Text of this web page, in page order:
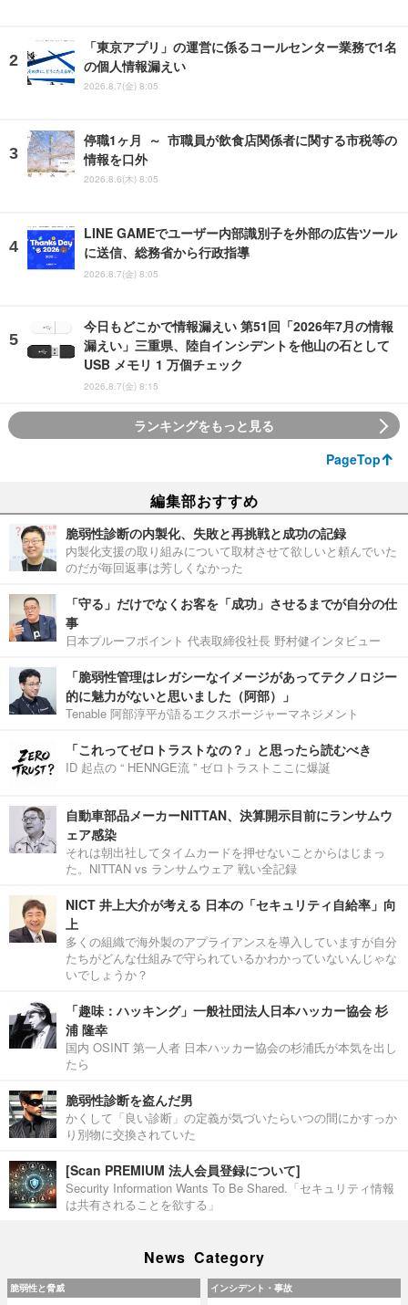
「東京アプリ」の運営に係るコールセンター業務で1名
の個人情報漏えい
2026.8.7(金) 8:05
停職1ヶ月 ～ 市職員が飲食店関係者に関する市税等の
情報を口外
2026.8.6(木) 8:05
LINE GAMEでユーザー内部識別子を外部の広告ツール
に送信、総務省から行政指導
2026.8.7(金) 8:05
今日もどこかで情報漏えい 第51回「2026年7月の情報
漏えい」三重県、陸自インシデントを他山の石として
USB メモリ 1 万個チェック
2026.8.7(金) 8:15
ランキングをもっと見る
PageTop
編集部おすすめ
脆弱性診断の内製化、失敗と再挑戦と成功の記録
内製化支援の取り組みについて取材させて欲しいと頼んでいた
のだが毎回返事は芳しくなかった
「守る」だけでなくお客を「成功」させるまでが自分の仕
事
日本プルーフポイント 代表取締役社長 野村健インタビュー
「脆弱性管理はレガシーなイメージがあってテクノロジー
的に魅力がないと思いました（阿部）」
Tenable 阿部淳平が語るエクスポージャーマネジメント
「これってゼロトラストなの？」と思ったら読むべき
ID 起点の “ HENNGE流 ” ゼロトラストここに爆誕
自動車部品メーカーNITTAN、決算開示目前にランサムウ
ェア感染
それは朝出社してタイムカードを押せないことからはじまっ
た。NITTAN vs ランサムウェア 戦い全記録
NICT 井上大介が考える 日本の「セキュリティ自給率」向
上
多くの組織で海外製のアプライアンスを導入していますが自分
たちがどんな仕組みで守られているかわかっていないんじゃな
いでしょうか？
「趣味：ハッキング」一般社団法人日本ハッカー協会 杉
浦 隆幸
国内 OSINT 第一人者 日本ハッカー協会の杉浦氏が本気を出し
たら
脆弱性診断を盗んだ男
かくして「良い診断」の定義が気づいたらいつの間にかすっか
り別物に交換されていた
[Scan PREMIUM 法人会員登録について]
Security Information Wants To Be Shared.「セキュリティ情報
は共有されることを欲する」
News Category
脆弱性と脅威 インシデント・事故